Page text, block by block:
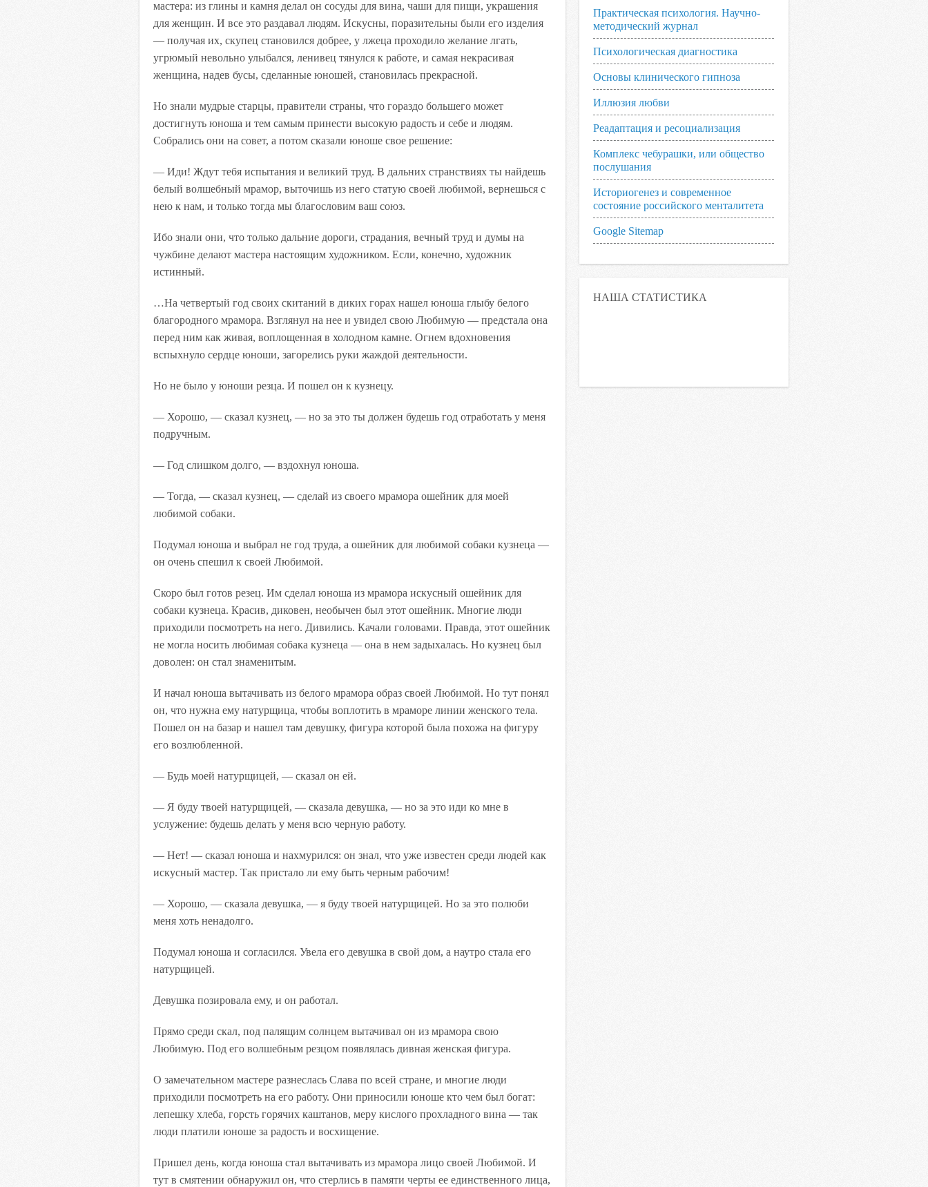
мастера: из глины и камня делал он сосуды для вина, чаши для пищи, украшения
для женщин. И все это раздавал людям. Искусны, поразительны были его изделия
— получая их, скупец становился добрее, у лжеца проходило желание лгать,
угрюмый невольно улыбался, ленивец тянулся к работе, и самая некрасивая
женщина, надев бусы, сделанные юношей, становилась прекрасной.
Но знали мудрые старцы, правители страны, что гораздо большего может
достигнуть юноша и тем самым принести высокую радость и себе и людям.
Собрались они на совет, а потом сказали юноше свое решение:
— Иди! Ждут тебя испытания и великий труд. В дальних странствиях ты найдешь
белый волшебный мрамор, выточишь из него статую своей любимой, вернешься с
нею к нам, и только тогда мы благословим ваш союз.
Ибо знали они, что только дальние дороги, страдания, вечный труд и думы на
чужбине делают мастера настоящим художником. Если, конечно, художник
истинный.
…На четвертый год своих скитаний в диких горах нашел юноша глыбу белого
благородного мрамора. Взглянул на нее и увидел свою Любимую — предстала она
перед ним как живая, воплощенная в холодном камне. Огнем вдохновения
вспыхнуло сердце юноши, загорелись руки жаждой деятельности.
Но не было у юноши резца. И пошел он к кузнецу.
— Хорошо, — сказал кузнец, — но за это ты должен будешь год отработать у меня
подручным.
— Год слишком долго, — вздохнул юноша.
— Тогда, — сказал кузнец, — сделай из своего мрамора ошейник для моей
любимой собаки.
Подумал юноша и выбрал не год труда, а ошейник для любимой собаки кузнеца —
он очень спешил к своей Любимой.
Скоро был готов резец. Им сделал юноша из мрамора искусный ошейник для
собаки кузнеца. Красив, диковен, необычен был этот ошейник. Многие люди
приходили посмотреть на него. Дивились. Качали головами. Правда, этот ошейник
не могла носить любимая собака кузнеца — она в нем задыхалась. Но кузнец был
доволен: он стал знаменитым.
И начал юноша вытачивать из белого мрамора образ своей Любимой. Но тут понял
он, что нужна ему натурщица, чтобы воплотить в мраморе линии женского тела.
Пошел он на базар и нашел там девушку, фигура которой была похожа на фигуру
его возлюбленной.
— Будь моей натурщицей, — сказал он ей.
— Я буду твоей натурщицей, — сказала девушка, — но за это иди ко мне в
услужение: будешь делать у меня всю черную работу.
— Нет! — сказал юноша и нахмурился: он знал, что уже известен среди людей как
искусный мастер. Так пристало ли ему быть черным рабочим!
— Хорошо, — сказала девушка, — я буду твоей натурщицей. Но за это полюби
меня хоть ненадолго.
Подумал юноша и согласился. Увела его девушка в свой дом, а наутро стала его
натурщицей.
Девушка позировала ему, и он работал.
Прямо среди скал, под палящим солнцем вытачивал он из мрамора свою
Любимую. Под его волшебным резцом появлялась дивная женская фигура.
О замечательном мастере разнеслась Слава по всей стране, и многие люди
приходили посмотреть на его работу. Они приносили юноше кто чем был богат:
лепешку хлеба, горсть горячих каштанов, меру кислого прохладного вина — так
люди платили юноше за радость и восхищение.
Пришел день, когда юноша стал вытачивать из мрамора лицо своей Любимой. И
тут в смятении обнаружил он, что стерлись в памяти черты ее единственного лица,
Практическая психология. Научно-
методический журнал
Психологическая диагностика
Основы клинического гипноза
Иллюзия любви
Реадаптация и ресоциализация
Комплекс чебурашки, или общество
послушания
Историогенез и современное
состояние российского менталитета
Google Sitemap
НАША СТАТИСТИКА